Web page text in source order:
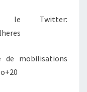
le Twitter:
de mobilisations